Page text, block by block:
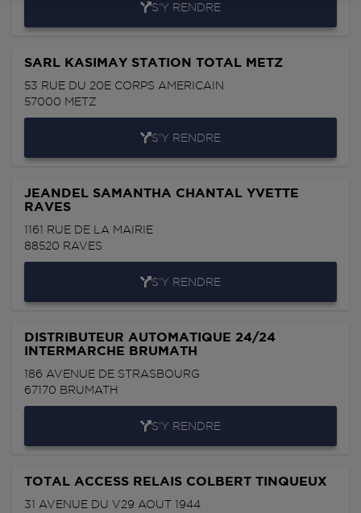
S'Y RENDRE
SARL KASIMAY STATION TOTAL METZ
53 RUE DU 20E CORPS AMERICAIN
57000 METZ
S'Y RENDRE
JEANDEL SAMANTHA CHANTAL YVETTE
RAVES
1161 RUE DE LA MAIRIE
88520 RAVES
S'Y RENDRE
DISTRIBUTEUR AUTOMATIQUE 24/24
INTERMARCHE BRUMATH
186 AVENUE DE STRASBOURG
67170 BRUMATH
S'Y RENDRE
TOTAL ACCESS RELAIS COLBERT TINQUEUX
31 AVENUE DU V29 AOUT 1944